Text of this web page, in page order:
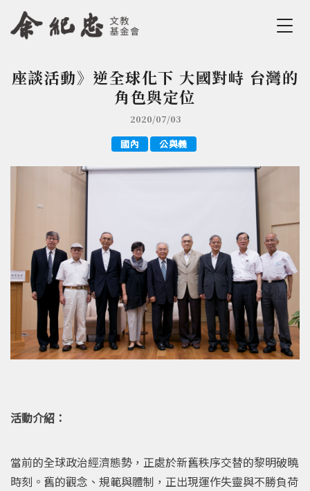
Jump to Navigation
Jump to Main content
您在這裡
座談活動》逆全球化下 大國對峙 台灣的
角色與定位
2020/07/03
國內 公與義
活動介紹：
當前的全球政治經濟態勢，正處於新舊秩序交替的黎明破曉
時刻。舊的觀念、規範與體制，正出現運作失靈與不勝負荷